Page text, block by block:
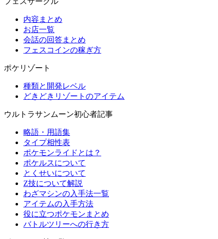
内容まとめ
お店一覧
会話の回答まとめ
フェスコインの稼ぎ方
ポケリゾート
種類と開発レベル
どきどきリゾートのアイテム
ウルトラサンムーン初心者記事
略語・用語集
タイプ相性表
ポケモンライドとは？
ポケルスについて
とくせいについて
Z技について解説
わざマシンの入手法一覧
アイテムの入手方法
役に立つポケモンまとめ
バトルツリーへの行き方